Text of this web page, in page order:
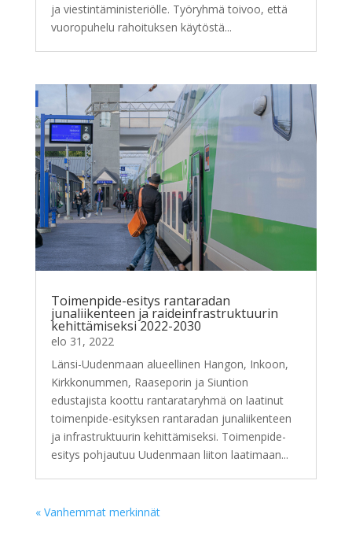
ja viestintäministeriölle. Työryhmä toivoo, että
vuoropuhelu rahoituksen käytöstä...
Toimenpide-esitys rantaradan
junaliikenteen ja raideinfrastruktuurin
kehittämiseksi 2022-2030
elo 31, 2022
Länsi-Uudenmaan alueellinen Hangon, Inkoon,
Kirkkonummen, Raaseporin ja Siuntion
edustajista koottu rantarataryhmä on laatinut
toimenpide-esityksen rantaradan junaliikenteen
ja infrastruktuurin kehittämiseksi. Toimenpide-
esitys pohjautuu Uudenmaan liiton laatimaan...
« Vanhemmat merkinnät